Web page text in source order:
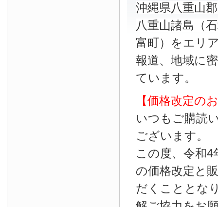
沖縄県八重山
八重山諸島（
富町）をエリ
報道、地域に
ています。
【価格改定の
いつもご購読
ございます。
この度、令和4
の価格改定と
だくこととな